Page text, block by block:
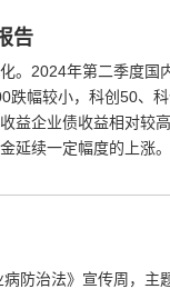
告
。2024年第二季度国
跌幅较小，科创50、
益企业债收益相对较
延续一定幅度的上涨。
防治法》宣传周，主